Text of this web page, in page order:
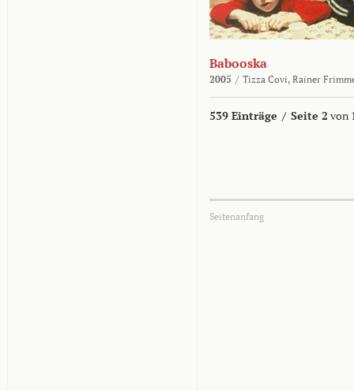
Babooska
2005 / Tizza Covi, Rainer
539 Einträge / Seite 2 von
Seitenanfang